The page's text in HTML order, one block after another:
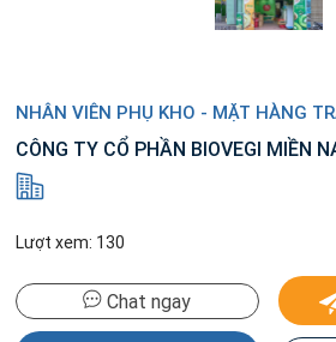
NHÂN VIÊN PHỤ KHO - MẶT HÀNG
CÔNG TY CỔ PHẦN BIOVEGI MIỀN
Lượt xem: 130
Chat ngay